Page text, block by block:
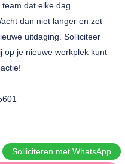
dat elke dag
dan niet langer en zet
uitdaging. Solliciteer
op je nieuwe werkplek kunt
Solliciteren met WhatsApp